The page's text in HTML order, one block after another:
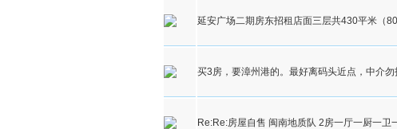
延安广场二期房东招租店面三层共430平米（
买3房，要漳州港的。最好离码头近点，中介勿
Re:Re:房屋自售 闽南地质队 2房一厅一厨一卫